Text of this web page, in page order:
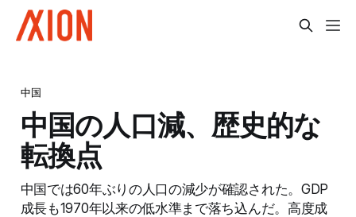
中国
中国の人口減、歴史的な
転換点
中国では60年ぶりの人口の減少が確認された。GDP
成長も1970年以来の低水準まで落ち込んだ。高度成